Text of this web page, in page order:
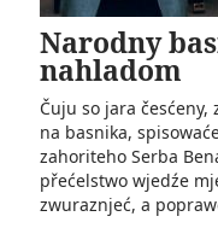
Narodny
nahladom
Čuju so jara
na basnika,
zahoriteho Serba
přećelstwo wjedźe
zwuraznjeć, a